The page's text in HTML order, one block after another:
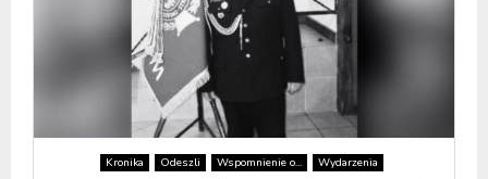
Kronika Odeszli Wspomnienie o... Wydarzenia